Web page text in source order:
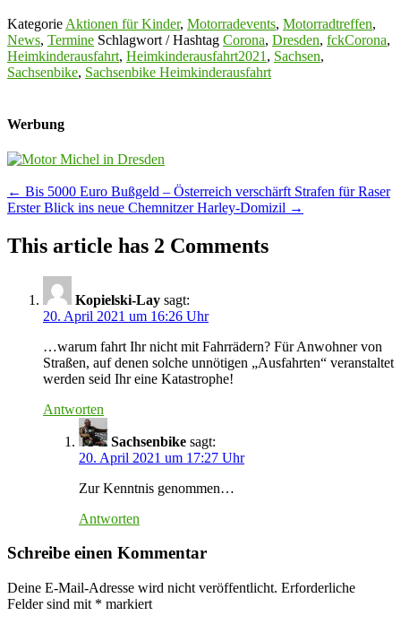
Kategorie Aktionen für Kinder, Motorradevents, Motorradtreffen,
News, Termine Schlagwort / Hashtag Corona, Dresden, fckCorona,
Heimkinderausfahrt, Heimkinderausfahrt2021 , Sachsen,
Sachsenbike, Sachsenbike Heimkinderausfahrt
Werbung
Post
navigation
← Bis 5000 Euro Bußgeld – Österreich verschärft Strafen für Raser
Erster Blick ins neue Chemnitzer Harley-Domizil →
This article has 2 Comments
Kopielski-Lay sagt:
20. April 2021 um 16:26 Uhr
…warum fahrt Ihr nicht mit Fahrrädern? Für Anwohner von
Straßen, auf denen solche unnötigen „Ausfahrten“ veranstaltet
werden seid Ihr eine Katastrophe!
Antworten
Sachsenbike sagt:
20. April 2021 um 17:27 Uhr
Zur Kenntnis genommen…
Antworten
Schreibe einen Kommentar
Deine E-Mail-Adresse wird nicht veröffentlicht. Erforderliche
Felder sind mit * markiert